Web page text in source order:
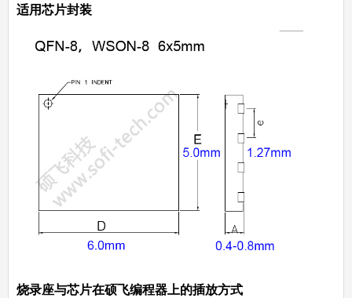
适用芯片封装
烧录座与芯片在硕飞编程器上的插放方式